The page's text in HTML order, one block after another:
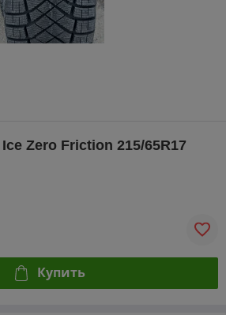
Zero Friction 215/65R17
Купить